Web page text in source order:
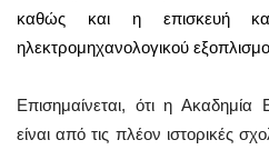
καθώς και η επισκευή
ηλεκτρομηχανολογικού
Επισημαίνεται, ότι η
είναι από τις πλέον ιστορικές